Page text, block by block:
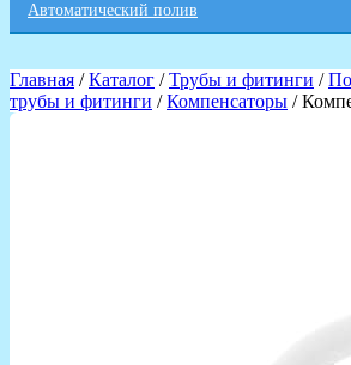
Автоматический полив
Главная /Каталог /Трубы и фитинги /
трубы и фитинги /Компенсаторы /